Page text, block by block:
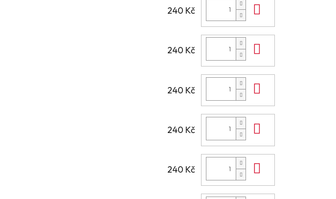
240 Kč
240 Kč
240 Kč
240 Kč
240 Kč